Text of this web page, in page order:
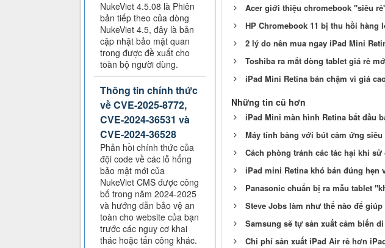
Acer giới thiệu chromebook "siêu
HP Chromebook 11 bị thu hồi hàng
2 lý do nên mua ngay iPad Mini
Toshiba ra mắt dòng tablet giá rẻ
iPad Mini Retina bán chậm vì giá
Những tin cũ hơn
iPad Mini màn hình Retina bắt đầu
Máy tính bảng với bút cảm ứng siêu
Cách phòng tránh các tác hại khi
iPad mini Retina khó bán đúng hẹn
Panasonic chuẩn bị ra mẫu tablet
Steve Jobs làm như thế nào để
Samsung sẽ tự sản xuất cảm biến
Chi phí sản xuất iPad Air rẻ hơn
NukeViet 4.5.08 là Phiên
bản tiếp theo của dòng
NukeViet 4.5, đây là bản
cập nhật bảo mật quan
trong được đề xuất cho
toàn bộ người dùng.
Thông tin chính thức
về CVE-2025-8772,
CVE-2024-36531 và
CVE-2024-36528
Phản hồi chính thức của
đội code về các lỗ hổng
bảo mật mới của
NukeViet CMS được công
bố trong năm 2024-2025
và hướng dẫn bảo vệ an
toàn cho website của bạn
trước các nguy cơ khai
thác hoặc tấn công khác.